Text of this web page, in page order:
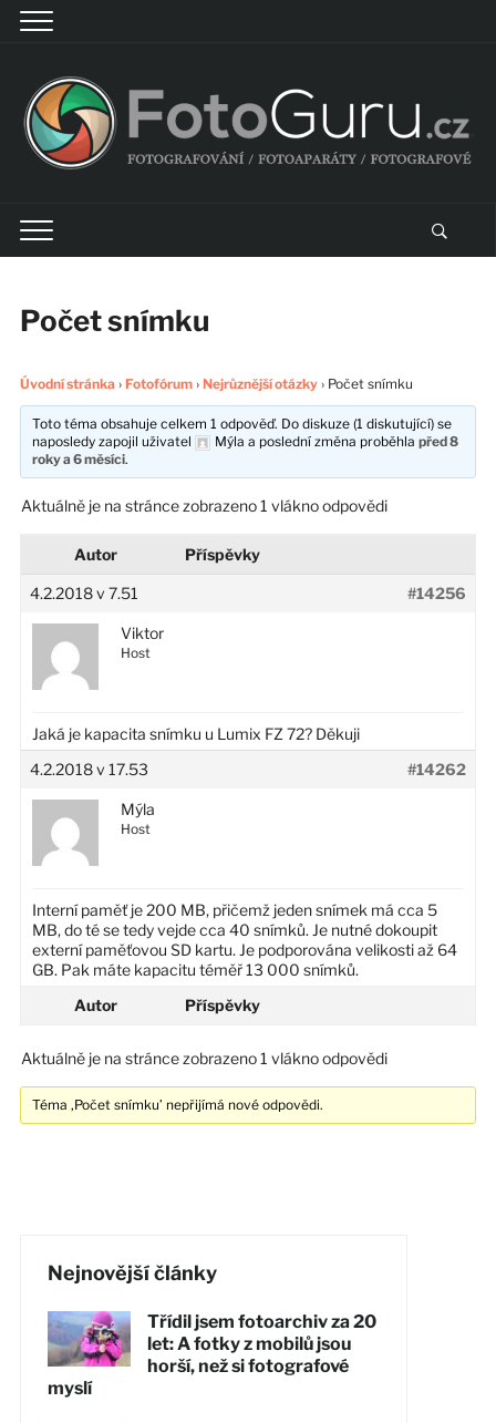
Počet snímku
Úvodní stránka › Fotofórum › Nejrůznější otázky › Počet snímku
Toto téma obsahuje celkem 1 odpověď. Do diskuze (1 diskutující) se
naposledy zapojil uživatel
Mýla a poslední změna proběhlapřed 8
roky a 6 měsíci.
Aktuálně je na stránce zobrazeno 1 vlákno odpovědi
Autor Příspěvky
4.2.2018 v 7.51 #14256
Viktor
Host
Jaká je kapacita snímku u Lumix FZ 72? Děkuji
4.2.2018 v 17.53
#14262
Mýla
Host
Interní paměť je 200 MB, přičemž jeden snímek má cca 5
MB, do té se tedy vejde cca 40 snímků. Je nutné dokoupit
externí paměťovou SD kartu. Je podporována velikosti až 64
GB. Pak máte kapacitu téměř 13 000 snímků.
Autor
Příspěvky
Aktuálně je na stránce zobrazeno 1 vlákno odpovědi
Téma ‚Počet snímku’ nepřijímá nové odpovědi.
Nejnovější články
Třídil jsem fotoarchiv za 20
let: A fotky z mobilů jsou
horší, než si fotografové
myslí